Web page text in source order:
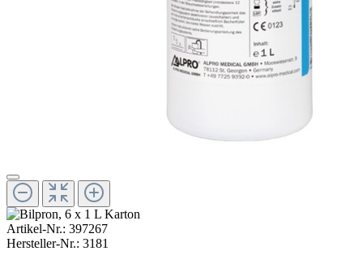
Artikel-Nr.: 397267
Hersteller-Nr.: 3181